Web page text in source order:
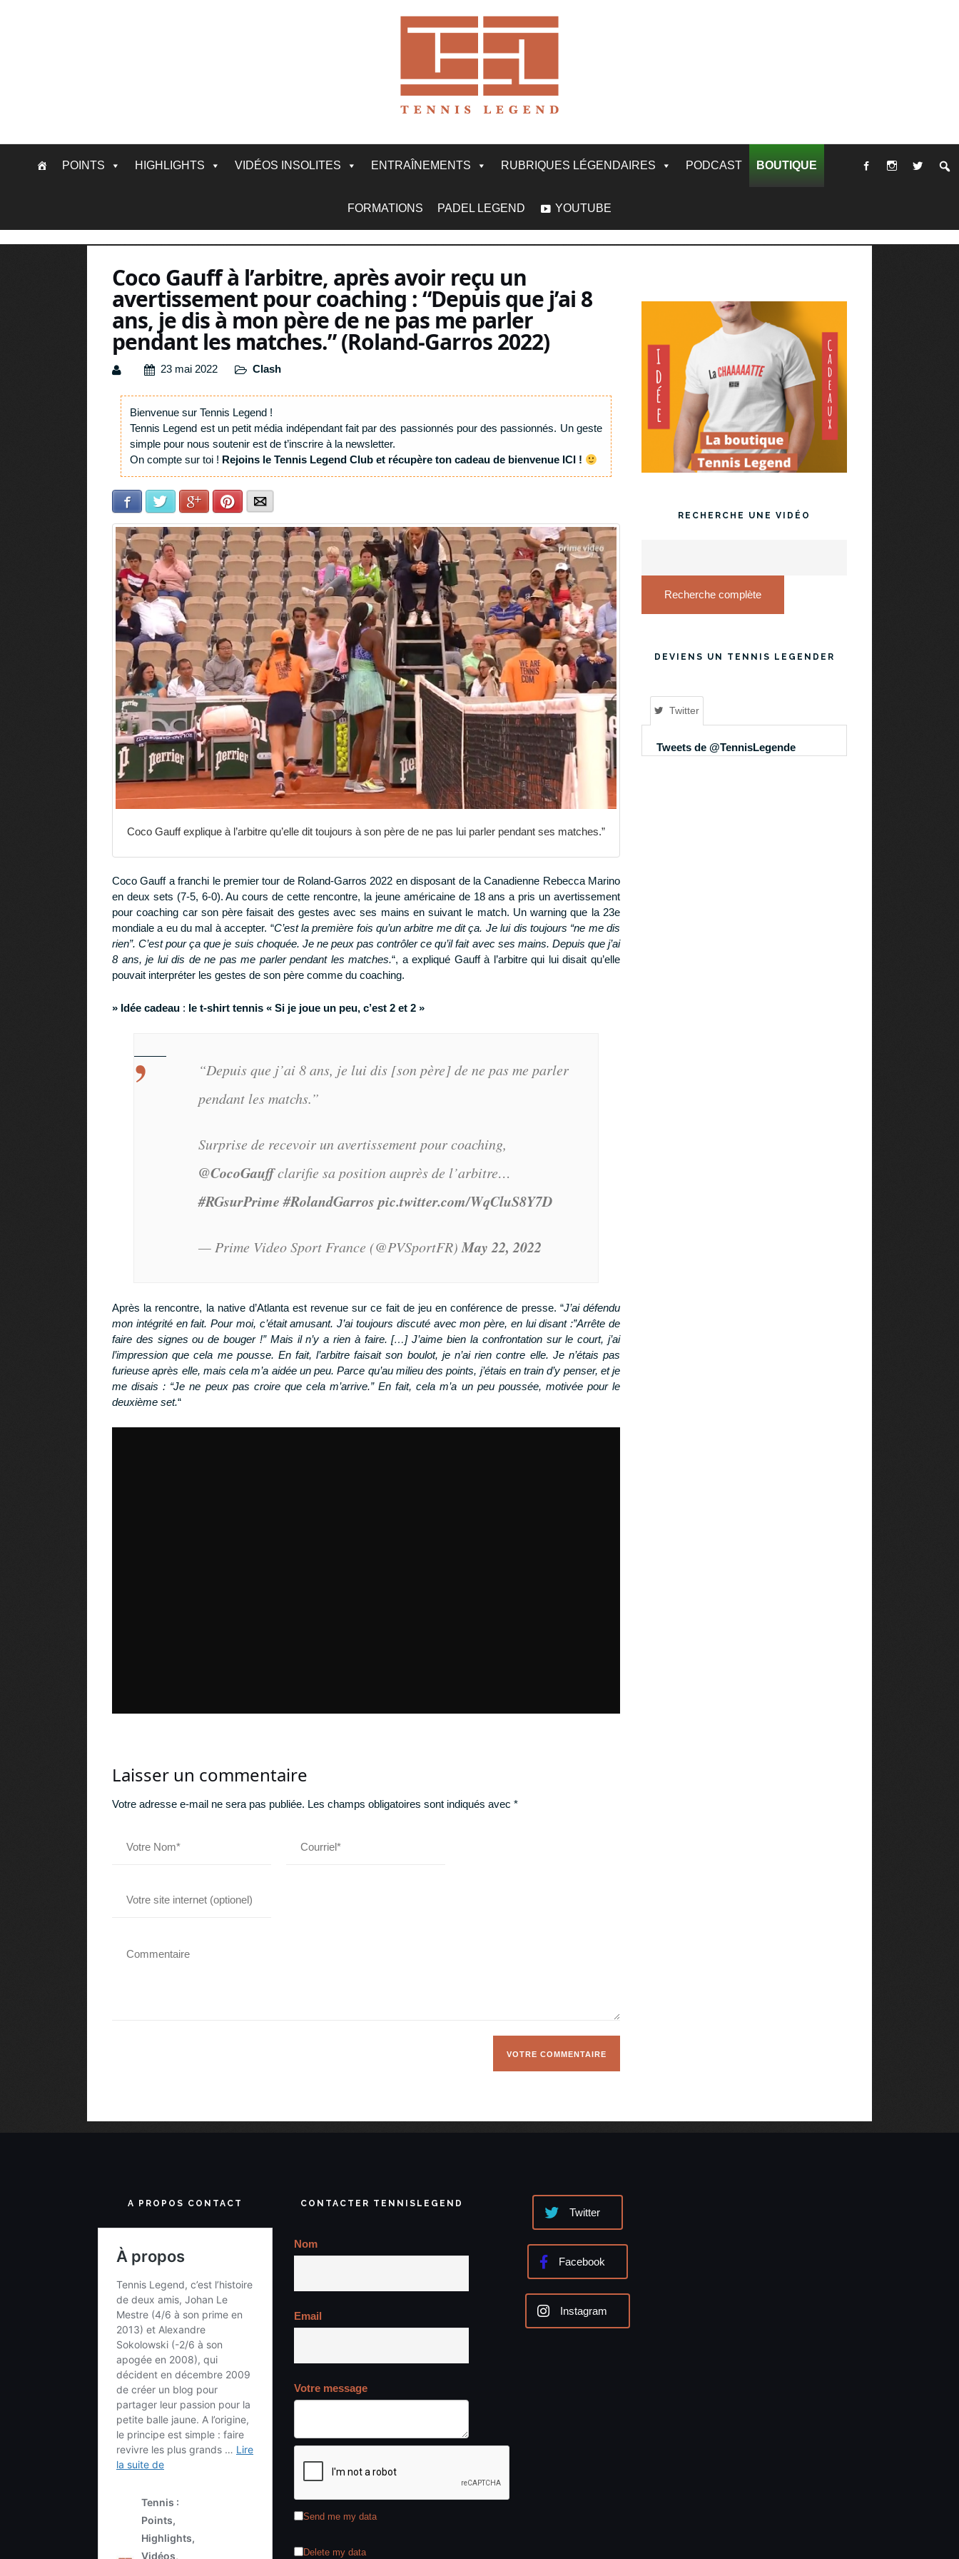
POINTS HIGHLIGHTS VIDÉOS INSOLITES ENTRAÎNEMENTS RUBRIQUES LÉGENDAIRES PODCAST BOUTIQUE
FORMATIONS PADEL LEGEND YOUTUBE
Coco Gauff à l’arbitre, après avoir reçu un
avertissement pour coaching : “Depuis que j’ai 8
ans, je dis à mon père de ne pas me parler
pendant les matches.” (Roland-Garros 2022)
23 mai 2022 Clash
Bienvenue sur Tennis Legend !
Tennis Legend est un petit média indépendant fait par des passionnés pour des passionnés. Un geste
simple pour nous soutenir est de t’inscrire à la newsletter.
On compte sur toi ! Rejoins le Tennis Legend Club et récupère ton cadeau de bienvenue ICI !
Facebook Twitter Google+Pinterest
Coco Gauff explique à l’arbitre qu’elle dit toujours à son père de ne pas lui parler pendant ses matches.”
Coco Gauff a franchi le premier tour de Roland-Garros 2022 en disposant de la Canadienne Rebecca Marino
en deux sets (7-5, 6-0). Au cours de cette rencontre, la jeune américaine de 18 ans a pris un avertissement
pour coaching car son père faisait des gestes avec ses mains en suivant le match. Un warning que la 23e
mondiale a eu du mal à accepter. “C’est la première fois qu’un arbitre me dit ça. Je lui dis toujours “ne me dis
rien”. C’est pour ça que je suis choquée. Je ne peux pas contrôler ce qu’il fait avec ses mains. Depuis que j’ai
8 ans, je lui dis de ne pas me parler pendant les matches.“, a expliqué Gauff à l’arbitre qui lui disait qu’elle
pouvait interpréter les gestes de son père comme du coaching.
» Idée cadeau : le t-shirt tennis « Si je joue un peu, c’est 2 et 2 »
“Depuis que j’ai 8 ans, je lui dis [son père] de ne pas me parler
pendant les matchs.”
Surprise de recevoir un avertissement pour coaching,
@CocoGauffclarifie sa position auprès de l’arbitre…
#RGsurPrime #RolandGarros pic.twitter.com/WqCluS8Y7D
— Prime Video Sport France (@PVSportFR)May 22, 2022
Après la rencontre, la native d’Atlanta est revenue sur ce fait de jeu en conférence de presse. “J’ai défendu
mon intégrité en fait. Pour moi, c’était amusant. J’ai toujours discuté avec mon père, en lui disant :”Arrête de
faire des signes ou de bouger !” Mais il n’y a rien à faire. […] J’aime bien la confrontation sur le court, j’ai
l’impression que cela me pousse. En fait, l’arbitre faisait son boulot, je n’ai rien contre elle. Je n’étais pas
furieuse après elle, mais cela m’a aidée un peu. Parce qu’au milieu des points, j’étais en train d’y penser, et je
me disais : “Je ne peux pas croire que cela m’arrive.” En fait, cela m’a un peu poussée, motivée pour le
deuxième set.“
Laisser un commentaire
Votre adresse e-mail ne sera pas publiée. Les champs obligatoires sont indiqués avec *
RECHERCHE UNE VIDÉO
Recherche complète
DEVIENS UN TENNIS LEGENDER
Twitter
Tweets de @TennisLegende
A PROPOS CONTACT CONTACTER TENNISLEGEND
Nom
Email
Votre message
Send me my data
Delete my data
Twitter
Facebook
Instagram